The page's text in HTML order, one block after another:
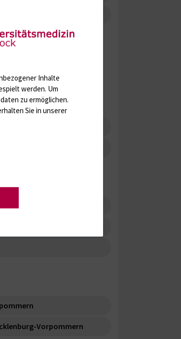
Vorpommern
Inhalte
werden. Um
zu ermöglichen.
Sie in unserer